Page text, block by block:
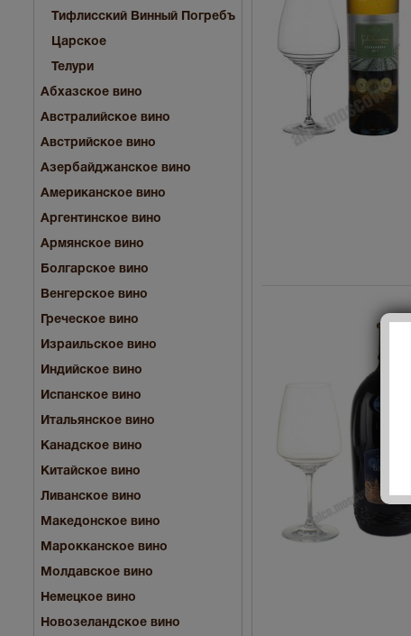
Тифлисский Винный Погребъ
Царское
Телури
Абхазское вино
Австралийское вино
Австрийское вино
Азербайджанское вино
Американское вино
Аргентинское вино
Армянское вино
Болгарское вино
Венгерское вино
Греческое вино
Израильское вино
Индийское вино
Испанское вино
Итальянское вино
Канадское вино
Китайское вино
Ливанское вино
Македонское вино
Марокканское вино
Молдавское вино
Немецкое вино
Новозеландское вино